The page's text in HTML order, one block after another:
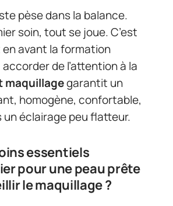
pèse dans la balance.
soin, tout se joue. C’est
avant la formation
de l’attention à la
maquillagegarantit un
homogène, confortable,
un éclairage peu flatteur.
essentiels
pour une peau prête
le maquillage ?